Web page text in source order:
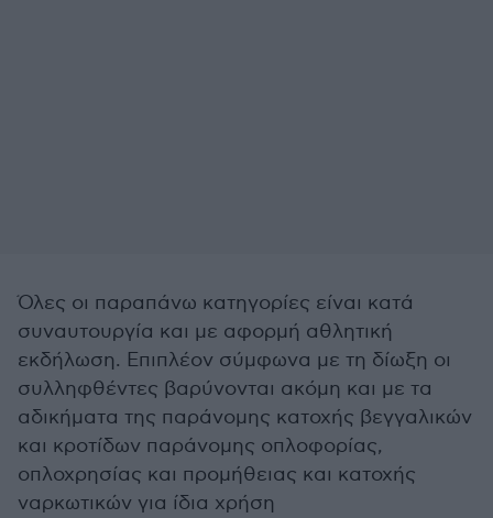
Όλες οι παραπάνω κατηγορίες είναι κατά
συναυτουργία και με αφορμή αθλητική
εκδήλωση. Επιπλέον σύμφωνα με τη δίωξη οι
συλληφθέντες βαρύνονται ακόμη και με τα
αδικήματα της παράνομης κατοχής βεγγαλικών
και κροτίδων παράνομης οπλοφορίας,
οπλοχρησίας και προμήθειας και κατοχής
ναρκωτικών για ίδια χρήση